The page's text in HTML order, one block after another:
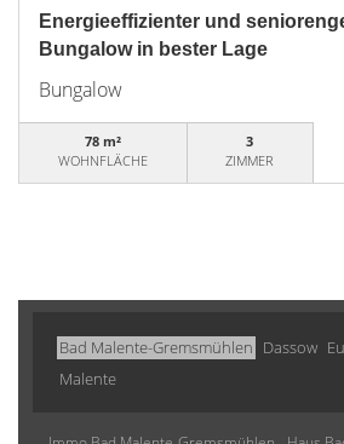
Energieeffizienter und
Bungalow in bester Lage
Bungalow
78 m²
WOHNFLÄCHE
3
ZIMMER
Bad Malente-Gremsmühlen Dassow
Malente